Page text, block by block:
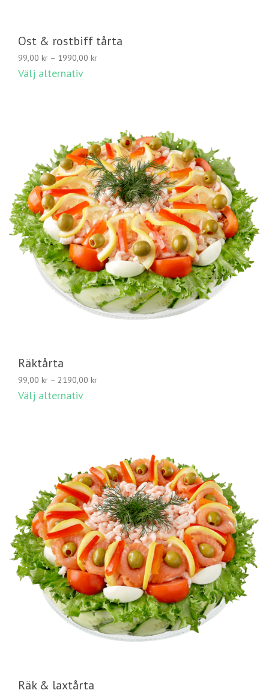
Ost & rostbiff tårta
99,00 kr – 1990,00 krPrisintervall:
Välj alternativ
Räktårta
99,00 kr – 2190,00 krPrisintervall:
Välj alternativ
Räk & laxtårta